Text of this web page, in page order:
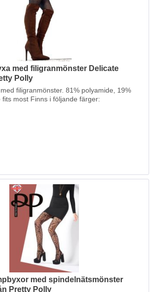
med filigranmönster Delicate
Polly
filigranmönster. 81% polyamide, 19%
most Finns i följande färger:
med spindelnätsmönster
Pretty Polly